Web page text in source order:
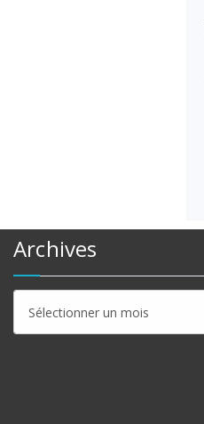
Archives
Archives